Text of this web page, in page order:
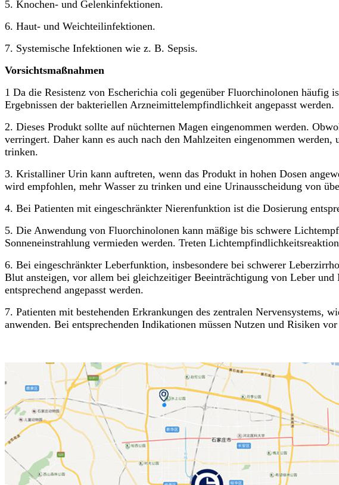
5. Knochen- und Gelenkinfektionen.
6. Haut- und Weichteilinfektionen.
7. Systemische Infektionen wie z. B. Sepsis.
Vorsichtsmaßnahmen
1 Da die Resistenz von Escherichia coli gegenüber Fluorchinolonen
Ergebnissen der bakteriellen Arzneimittelempfindlichkeit angepasst werden.
2. Dieses Produkt sollte auf nüchternen Magen eingenommen werden.
verringert. Daher kann es auch nach den Mahlzeiten eingenommen
trinken.
3. Kristalliner Urin kann auftreten, wenn das Produkt in hohen Dosen
wird empfohlen, mehr Wasser zu trinken und eine Urinausscheidung von
4. Bei Patienten mit eingeschränkter Nierenfunktion ist die Dosierung
5. Die Anwendung von Fluorchinolonen kann mäßige bis schwere
Sonneneinstrahlung vermieden werden. Treten
6. Bei eingeschränkter Leberfunktion, insbesondere bei schwerer
Blut ansteigen, vor allem bei gleichzeitiger Beeinträchtigung von Leber
entsprechend angepasst werden.
7. Patienten mit bestehenden Erkrankungen des zentralen
anwenden. Bei entsprechenden Indikationen müssen Nutzen und Risiken